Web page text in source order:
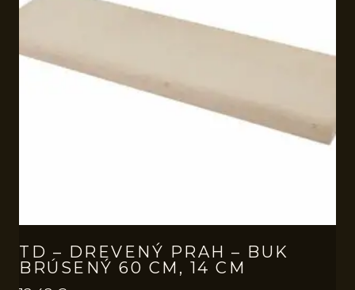
TD – DREVENÝ PRAH – BUK
BRÚSENÝ 60 CM, 14 CM